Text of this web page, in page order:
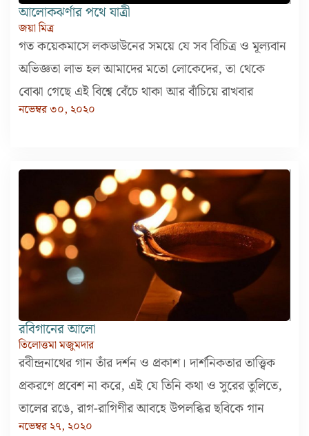
আলোকঝর্ণার পথে যাত্রী
জয়া মিত্র
গত কয়েকমাসে লকডাউনের সময়ে যে সব বিচিত্র ও মূল্যবান
অভিজ্ঞতা লাভ হল আমাদের মতো লোকেদের, তা থেকে
বোঝা গেছে এই বিশ্বে বেঁচে থাকা আর বাঁচিয়ে রাখবার
নভেম্বর ৩০, ২০২০
রবিগানের আলো
তিলোত্তমা মজুমদার
রবীন্দ্রনাথের গান তাঁর দর্শন ও প্রকাশ। দার্শনিকতার তাত্ত্বিক
প্রকরণে প্রবেশ না করে, এই যে তিনি কথা ও সুরের তুলিতে,
তালের রঙে, রাগ-রাগিণীর আবহে উপলব্ধির ছবিকে গান
নভেম্বর ২৭, ২০২০